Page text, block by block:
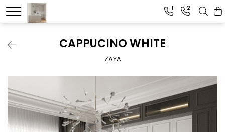
1 2
CAPPUCINO WHITE
ZAYA